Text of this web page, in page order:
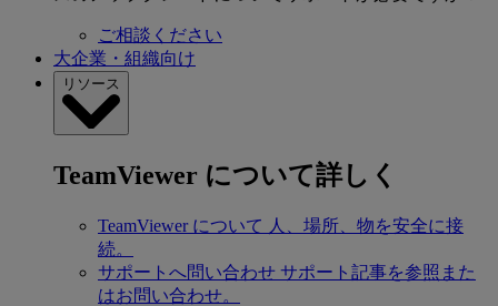
ご相談ください
大企業・組織向け
リソース
TeamViewer について詳しく
TeamViewer について 人、場所、物を安全に接
続。
サポートへ問い合わせ サポート記事を参照また
はお問い合わせ。